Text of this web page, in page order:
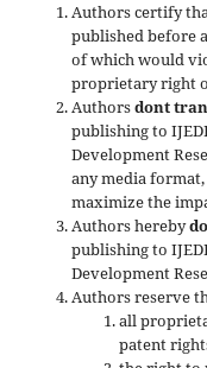
Authors certify
published before
of which would
proprietary right
Authorsdont
publishing to
Development
any media
maximize the
Authors hereby
publishing to
Development
Authors reserve
all
patent